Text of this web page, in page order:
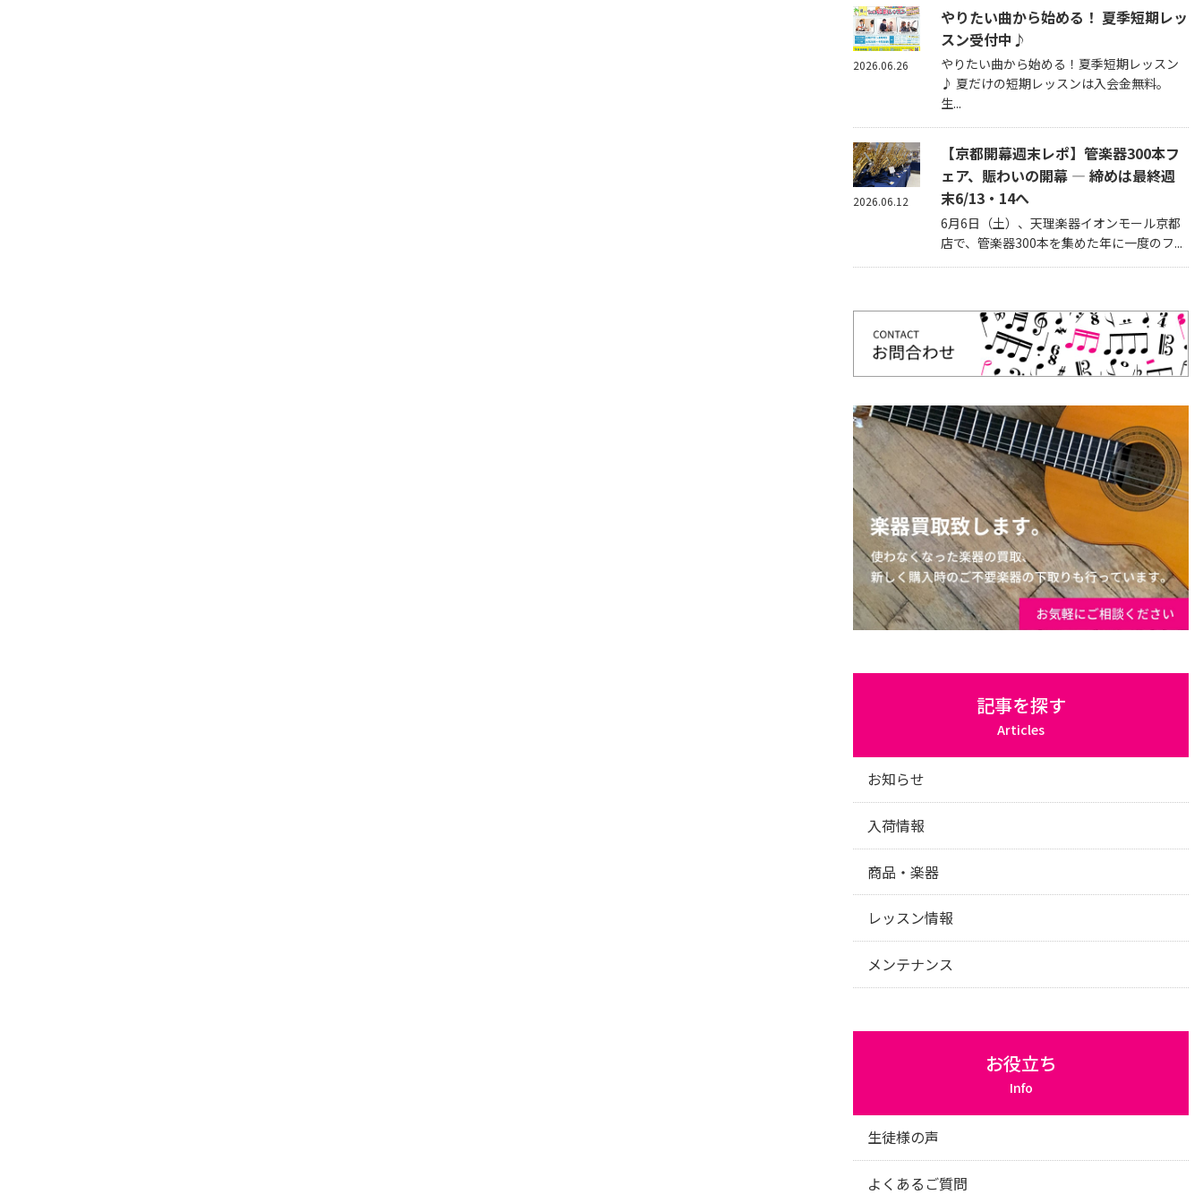
やりたい曲から始める！ 夏季短期レッ
スン受付中♪
やりたい曲から始める！夏季短期レッスン
♪ 夏だけの短期レッスンは入会金無料。
生...
2026.06.26
【京都開幕週末レポ】管楽器300本フ
ェア、賑わいの開幕 — 締めは最終週
末6/13・14へ
6月6日（土）、天理楽器イオンモール京都
店で、管楽器300本を集めた年に一度のフ...
2026.06.12
記事を探す
Articles
お知らせ
入荷情報
商品・楽器
レッスン情報
メンテナンス
お役立ち
Info
生徒様の声
よくあるご質問